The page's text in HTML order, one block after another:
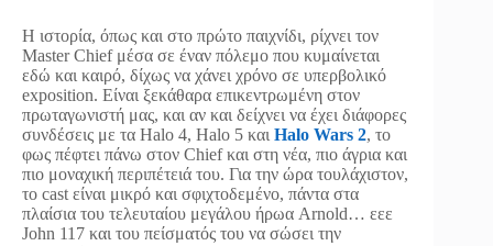
Η ιστορία, όπως και στο πρώτο παιχνίδι, ρίχνει τον
Master Chief μέσα σε έναν πόλεμο που κυμαίνεται
εδώ και καιρό, δίχως να χάνει χρόνο σε υπερβολικό
exposition. Είναι ξεκάθαρα επικεντρωμένη στον
πρωταγωνιστή μας, και αν και δείχνει να έχει διάφορες
συνδέσεις με τα Halo 4, Halo 5 και Halo Wars 2, το
φως πέφτει πάνω στον Chief και στη νέα, πιο άγρια και
πιο μοναχική περιπέτειά του. Για την ώρα τουλάχιστον,
το cast είναι μικρό και σφιχτοδεμένο, πάντα στα
πλαίσια του τελευταίου μεγάλου ήρωα Arnold… εεε
John 117 και του πείσματός του να σώσει την